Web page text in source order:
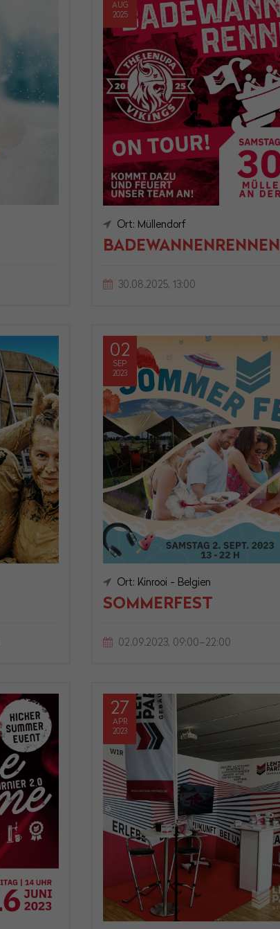
AUG
2025
Ort: Müllendorf
BADEWANNENRENNEN
30.08.2025, 13:00
02
SEP
2023
Ort: Kinrooi - Belgien
SOMMERFEST
02.09.2023, 09:00–22:00
27
APR
2023